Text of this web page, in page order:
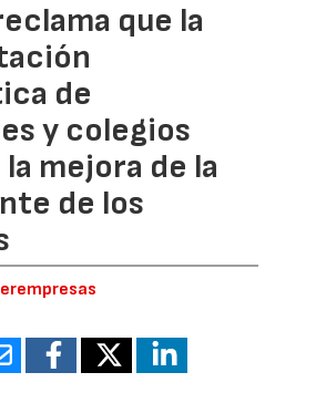
que la
de
y colegios
mejora de la
de los